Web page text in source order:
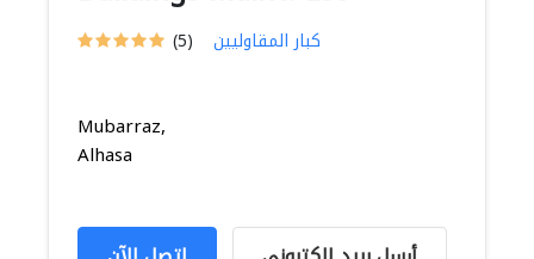
(5) كبار المقاوليين
Mubarraz,
Alhasa